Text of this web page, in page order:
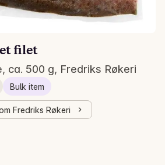
filet
ca. 500 g, Fredriks Røkeri
Bulk item
Fredriks Røkeri
/kg